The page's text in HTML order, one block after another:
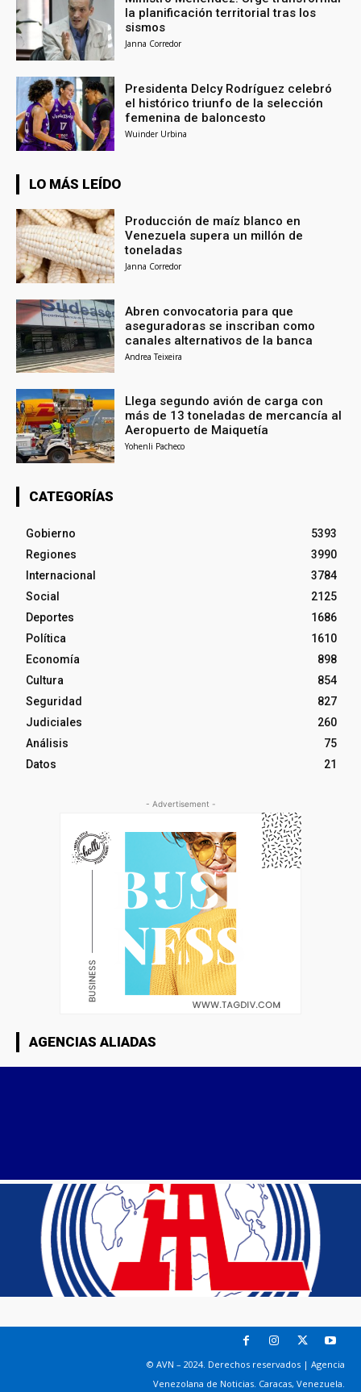
la planificación territorial tras los
sismos
Janna Corredor
Presidenta Delcy Rodríguez celebró
el histórico triunfo de la selección
femenina de baloncesto
Wuinder Urbina
LO MÁS LEÍDO
Producción de maíz blanco en
Venezuela supera un millón de
toneladas
Janna Corredor
Abren convocatoria para que
aseguradoras se inscriban como
canales alternativos de la banca
Andrea Teixeira
Llega segundo avión de carga con
más de 13 toneladas de mercancía al
Aeropuerto de Maiquetía
Yohenli Pacheco
CATEGORÍAS
Gobierno
5393
Regiones
3990
Internacional
3784
Social
2125
Deportes
1686
Política
1610
Economía
898
Cultura
854
Seguridad
827
Judiciales
260
Análisis
75
Datos
21
- Advertisement -
AGENCIAS ALIADAS
© AVN – 2024. Derechos reservados | Agencia
Venezolana de Noticias. Caracas, Venezuela.